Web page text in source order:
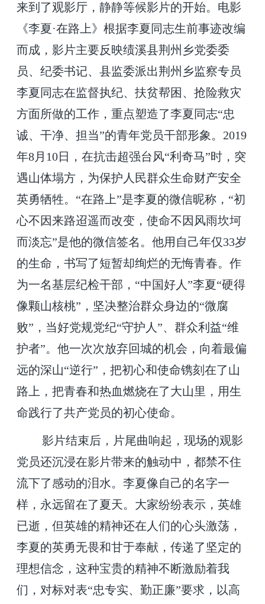
来到了观影厅，静静等候影片的开始。电影
《李夏·在路上》根据李夏同志生前事迹改编
而成，影片主要反映绩溪县荆州乡党委委
员、纪委书记、县监委派出荆州乡监察专员
李夏同志在监督执纪、扶贫帮困、抢险救灾
方面所做的工作，重点塑造了李夏同志“忠
诚、干净、担当”的青年党员干部形象。2019
年8月10日，在抗击超强台风“利奇马”时，突
遇山体塌方，为保护人民群众生命财产安全
英勇牺牲。“在路上”是李夏的微信昵称，“初
心不因来路迢遥而改变，使命不因风雨坎坷
而淡忘”是他的微信签名。他用自己年仅33岁
的生命，书写了短暂却绚烂的无悔青春。作
为一名基层纪检干部，“中国好人”李夏“硬得
像颗山核桃”，坚决整治群众身边的“微腐
败”，当好党规党纪“守护人”、群众利益“维
护者”。他一次次放弃回城的机会，向着最偏
远的深山“逆行”，把初心和使命镌刻在了山
路上，把青春和热血燃烧在了大山里，用生
命践行了共产党员的初心使命。
影片结束后，片尾曲响起，现场的观影
党员还沉浸在影片带来的触动中，都禁不住
流下了感动的泪水。李夏像自己的名字一
样，永远留在了夏天。大家纷纷表示，英雄
已逝，但英雄的精神还在人们的心头激荡，
李夏的英勇无畏和甘于奉献，传递了坚定的
理想信念，这种宝贵的精神不断激励着我
们，对标对表“忠专实、勤正廉”要求，以高